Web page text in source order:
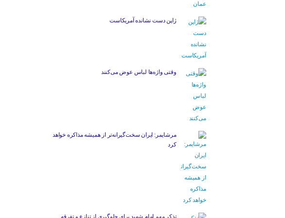
ژاپن دست نشانده آمریکاست
وقتی واژه‌ها لباس عوض می‌کنند
مرشایمر: ایران سخت‌گیرانه‌تر از همیشه مذاکره خواهد
کرد
تذکر مهم امام شهید برای جلوگیری از تنازع و تفرقه